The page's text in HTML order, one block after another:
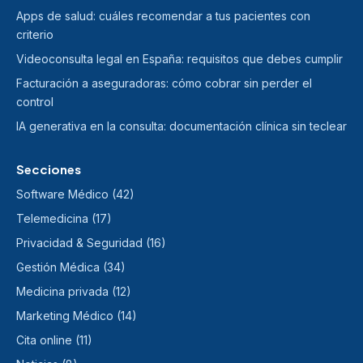
Apps de salud: cuáles recomendar a tus pacientes con
criterio
Videoconsulta legal en España: requisitos que debes cumplir
Facturación a aseguradoras: cómo cobrar sin perder el
control
IA generativa en la consulta: documentación clínica sin teclear
Secciones
Software Médico (42)
Telemedicina (17)
Privacidad & Seguridad (16)
Gestión Médica (34)
Medicina privada (12)
Marketing Médico (14)
Cita online (11)